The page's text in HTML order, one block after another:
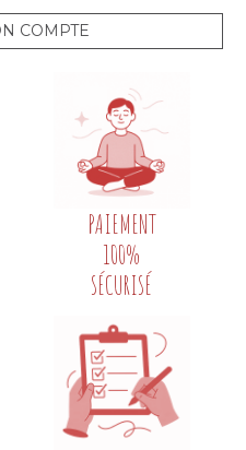
COMPTE
PAIEMENT
100%
SÉCURISÉ